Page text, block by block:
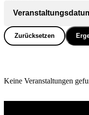
Zurücksetzen
Keine Veranstaltungen